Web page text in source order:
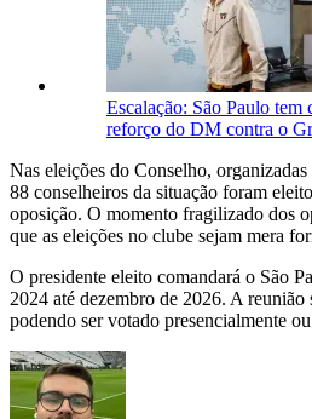
Escalação: São Paulo tem
reforço do DM contra o
Nas eleições do Conselho,
88 conselheiros da situação foram
oposição. O momento fragilizado dos
que as eleições no clube sejam mera
O presidente eleito comandará o São
2024 até dezembro de 2026. A
podendo ser votado presencialmente